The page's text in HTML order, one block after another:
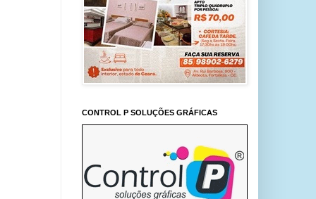
CONTROL P SOLUÇÕES GRÁFICAS